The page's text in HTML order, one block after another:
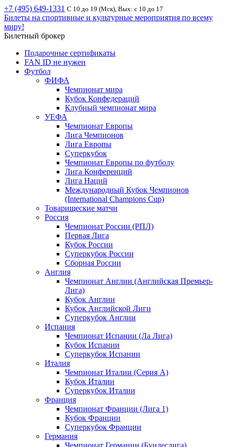
+7 (495) 649-1331 С 10 до 19 (Мск), Вых: с 10 до 17
Билеты на спортивные и культурные мероприятия по всему
миру!
Билетный брокер
Подарочные сертификаты
FAN ID не нужен
Футбол
ФИФА
Чемпионат мира
Кубок Конфедераций
Клубный чемпионат мира
УЕФА
Чемпионат Европы
Лига Чемпионов
Лига Европы
Суперкубок
Чемпионат Европы по футболу
Лига Конференций
Лига Наций
Международный Кубок Чемпионов
(International Champions Cup)
Товарищеские матчи
Россия
Чемпионат России (РПЛ)
Первая Лига
Кубок России
Суперкубок России
Сборная России
Англия
Чемпионат Англии (Английская Премьер-
Лига)
Кубок Англии
Кубок Английской Лиги
Суперкубок Англии
Испания
Чемпионат Испании (Ла Лига)
Кубок Испании
Суперкубок Испании
Италия
Чемпионат Италии (Серия А)
Кубок Италии
Суперкубок Италии
Франция
Чемпионат Франции (Лига 1)
Кубок Франции
Суперкубок Франции
Германия
Чемпионат Германии (Бундеслига)